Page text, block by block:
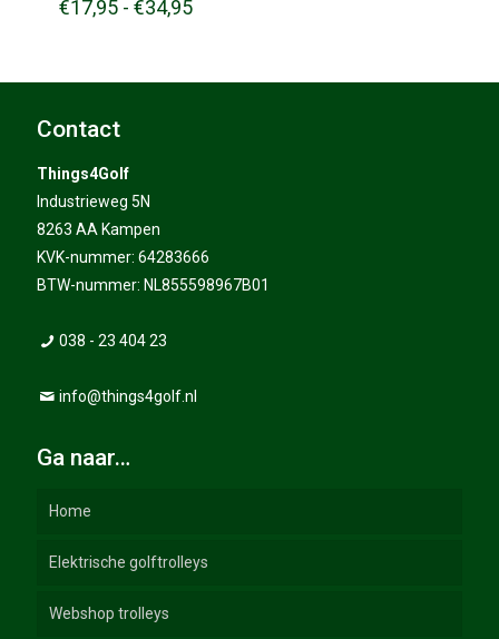
€17,95 - €34,95Prijsklasse:
€34,95
Contact
Things4Golf
Industrieweg 5N
8263 AA Kampen
KVK-nummer: 64283666
BTW-nummer: NL855598967B01
038 - 23 404 23
info@things4golf.nl
Ga naar…
Home
Elektrische golftrolleys
Webshop trolleys